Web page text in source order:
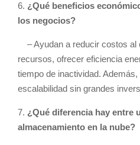
6. ¿Qué beneficios
los negocios?
– Ayudan a reducir costos al
recursos, ofrecer eficiencia
tiempo de inactividad.
escalabilidad sin grandes
7. ¿Qué diferencia hay entre
almacenamiento en la nube?